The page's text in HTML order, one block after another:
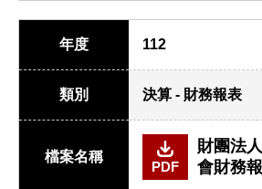
年度 112
類別 決算 - 財務報表
檔案名稱
PDF
財團法
會財務